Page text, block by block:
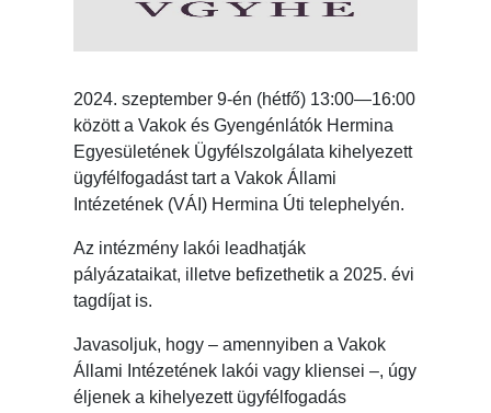
2024. szeptember 9-én (hétfő) 13:00—16:00
között a Vakok és Gyengénlátók Hermina
Egyesületének Ügyfélszolgálata kihelyezett
ügyfélfogadást tart a Vakok Állami
Intézetének (VÁI) Hermina Úti telephelyén.
Az intézmény lakói leadhatják
pályázataikat, illetve befizethetik a 2025. évi
tagdíjat is.
Javasoljuk, hogy – amennyiben a Vakok
Állami Intézetének lakói vagy kliensei –, úgy
éljenek a kihelyezett ügyfélfogadás